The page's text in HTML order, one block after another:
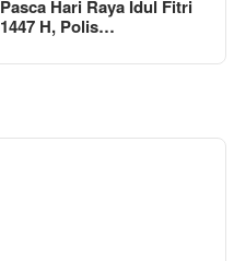
Pasca Hari Raya Idul Fitri
1447 H, Polis…